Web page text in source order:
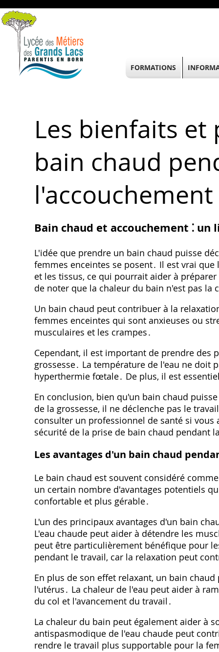
Les bienfaits
bain chaud
l'accouchement
Bain chaud et accouchement ⁚ un
L'idée que prendre un bain chaud puisse
femmes enceintes se posent․ Il est vrai
et les tissus, ce qui pourrait aider à
de noter que la chaleur du bain n'est pas la
Un bain chaud peut contribuer à la
femmes enceintes qui sont anxieuses ou
musculaires et les crampes․
Cependant, il est important de prendre des
grossesse․ La température de l'eau ne doit
hyperthermie fœtale․ De plus, il est
En conclusion, bien qu'un bain chaud
de la grossesse, il ne déclenche pas le
consulter un professionnel de santé si
sécurité de la prise de bain chaud pendant
Les avantages d'un bain chaud
Le bain chaud est souvent considéré
un certain nombre d'avantages potentiels
confortable et plus gérable․
L'un des principaux avantages d'un bain
L'eau chaude peut aider à détendre les
peut être particulièrement bénéfique pour
pendant le travail, car la relaxation peut
En plus de son effet relaxant, un bain
l'utérus․ La chaleur de l'eau peut aider à
du col et l'avancement du travail․
La chaleur du bain peut également aider à
antispasmodique de l'eau chaude peut
rendre le travail plus supportable pour la
FORMATIONS